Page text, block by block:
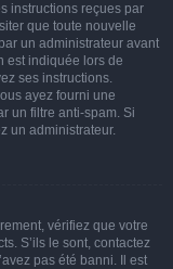
instructions reçues par
que toute nouvelle
un administrateur avant
est indiquée lors de
ses instructions.
ayez fourni une
un filtre anti-spam. Si
un administrateur.
vérifiez que votre
S’ils le sont, contactez
pas été banni. Il est